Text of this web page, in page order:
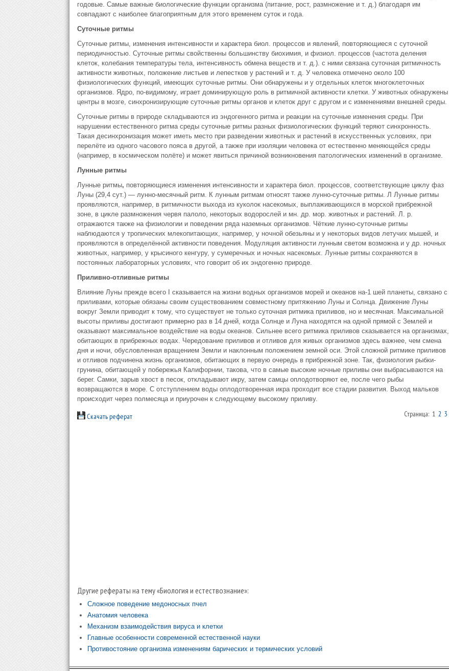
годовые. Самые важные биологические функции организма (питание, рост, размножение и т. д.) благодаря им
совпадают с наиболее благоприятным для этого временем суток и года.
Суточные ритмы
Суточные ритмы, изменения интенсивности и характера биол. процессов и явлений, повторяющиеся с суточной
периодичностью. Суточные ритмы свойственны большинству биохимия, и физиол. процессов (частота деления
клеток, колебания температуры тела, интенсивность обмена веществ и т. д.). с ними связана суточная ритмичность
активности животных, положение листьев и лепестков у растений и т. д. У человека отмечено около 100
физиологических функций, имеющих суточные ритмы. Они обнаружены и у отдельных клеток многоклеточных
организмов. Ядро, по-видимому, играет доминирующую роль в ритмичной активности клетки. У животных обнаружены
центры в мозге, синхронизирующие суточные ритмы органов и клеток друг с другом и с изменениями внешней среды.
Суточные ритмы в природе складываются из эндогенного ритма и реакции на суточные изменения среды. При
нарушении естественного ритма среды суточные ритмы разных физиологических функций теряют синхронность.
Такая десинхронизация может иметь место при разведении животных и растений в искусственных условиях, при
перелёте из одного часового пояса в другой, а также при изоляции человека от естественно меняющейся среды
(например, в космическом полёте) и может явиться причиной возникновения патологических изменений в организме.
Лунные ритмы
Лунные ритмы, повторяющиеся изменения интенсивности и характера биол. процессов, соответствующие циклу фаз
Луны (29,4 сут.) — лунно-месячный ритм. К лунным ритмам относят также лунно-суточные ритмы. Л Лунные ритмы
проявляются, например, в ритмичности выхода из куколок насекомых, выплаживающихся в морской прибрежной
зоне, в цикле размножения червя палоло, некоторых водорослей и мн. др. мор. животных и растений. Л. р.
отражаются также на физиологии и поведении ряда наземных организмов. Чёткие лунно-суточные ритмы
наблюдаются у тропических млекопитающих, например, у ночной обезьяны и у некоторых видов летучих мышей, и
проявляются в определённой активности поведения. Модуляция активности лунным светом возможна и у др. ночных
животных, например, у крысиного кенгуру, у сумеречных и ночных насекомых. Лунные ритмы сохраняются в
постоянных лабораторных условиях, что говорит об их эндогенно природе.
Приливно-отливные ритмы
Влияние Луны прежде всего I сказывается на жизни водных организмов морей и океанов на-1 шей планеты, связано с
приливами, которые обязаны своим существованием совместному притяжению Луны и Солнца. Движение Луны
вокруг Земли приводит к тому, что существует не только суточная ритмика приливов, но и месячная. Максимальной
высоты приливы достигают примерно раз в 14 дней, когда Солнце и Луна находятся на одной прямой с Землей и
оказывают максимальное воздействие на воды океанов. Сильнее всего ритмика приливов сказывается на организмах,
обитающих в прибрежных водах. Чередование приливов и отливов для живых организмов здесь важнее, чем смена
дня и ночи, обусловленная вращением Земли и наклонным положением земной оси. Этой сложной ритмике приливов
и отливов подчинена жизнь организмов, обитающих в первую очередь в прибрежной зоне. Так, физиология рыбки-
грунина, обитающей у побережья Калифорнии, такова, что в самые высокие ночные приливы они выбрасываются на
берег. Самки, зарыв хвост в песок, откладывают икру, затем самцы оплодотворяют ее, после чего рыбы
возвращаются в море. С отступлением воды оплодотворенная икра проходит все стадии развития. Выход мальков
происходит через полмесяца и приурочен к следующему высокому приливу.
Скачать реферат Страница: 1 2 3
Другие рефераты на тему «Биология и естествознание»:
Сложное поведение медоносных пчел
Анатомия человека
Механизм взаимодействия вируса и клетки
Главные особенности современной естественной науки
Противостояние организма изменениям барических и термических условий